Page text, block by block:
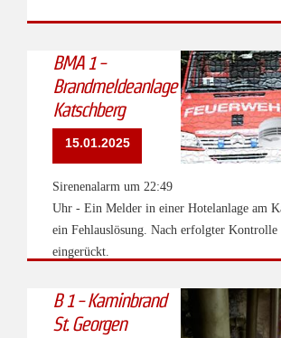
BMA 1 -
Brandmeldeanlage
Katschberg
15.01.2025
Sirenenalarm um 22:49
Uhr - Ein Melder in einer Hotelanlage am
ein Fehlauslösung. Nach erfolgter
eingerückt.
B 1 - Kaminbrand
St. Georgen